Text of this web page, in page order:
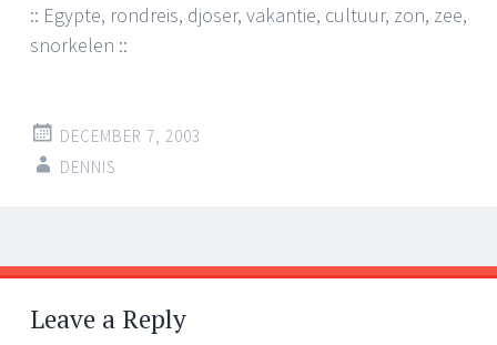
:: Egypte, rondreis, djoser, vakantie, cultuur, zon, zee,
snorkelen ::
DECEMBER 7, 2003
DENNIS
Post
navigation
←
→
Leave a Reply